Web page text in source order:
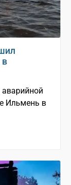
в
аварийной
Ильмень в